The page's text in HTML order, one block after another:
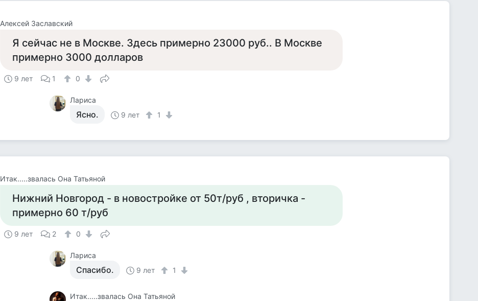
Алексей Заславский
Я сейчас не в Москве. Здесь примерно 23000 руб.. В Москве
примерно 3000 долларов
9 лет 1 0
Лариса
Ясно. 9 лет 1
Итак.....звалась Она Татьяной
Нижний Новгород - в новостройке от 50т/руб , вторичка -
примерно 60 т/руб
9 лет 2 0
Лариса
Спасибо. 9 лет 1
Итак.....звалась Она Татьяной